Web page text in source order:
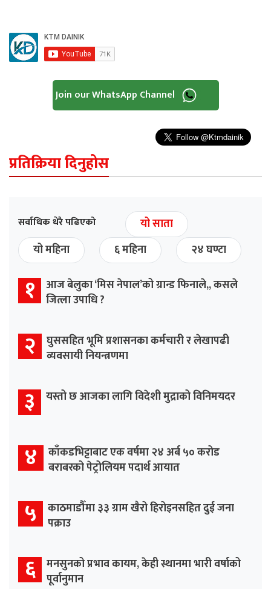
Join our WhatsApp Channel
प्रतिक्रिया दिनुहोस
सर्वाधिक धेरै पढिएको
यो साता
यो महिना
६ महिना २४ घण्टा
१ आज बेलुका ‘मिस नेपाल’को ग्रान्ड फिनाले,, कसले
जित्ला उपाधि ?
२ घुससहित भूमि प्रशासनका कर्मचारी र लेखापढी
व्यवसायी नियन्त्रणमा
३ यस्तो छ आजका लागि विदेशी मुद्राको विनिमयदर
४ काँकडभिट्टाबाट एक वर्षमा २४ अर्ब ५० करोड
बराबरको पेट्रोलियम पदार्थ आयात
५ काठमाडौँमा ३३ ग्राम खैरो हिरोइनसहित दुई जना
पक्राउ
६ मनसुनको प्रभाव कायम, केही स्थानमा भारी वर्षाको
पूर्वानुमान